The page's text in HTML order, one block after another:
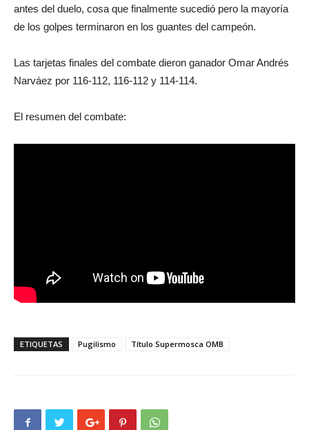
antes del duelo, cosa que finalmente sucedió pero la mayoría
de los golpes terminaron en los guantes del campeón.
Las tarjetas finales del combate dieron ganador Omar Andrés
Narváez por 116-112, 116-112 y 114-114.
El resumen del combate:
ETIQUETAS Pugilismo Título Supermosca OMB